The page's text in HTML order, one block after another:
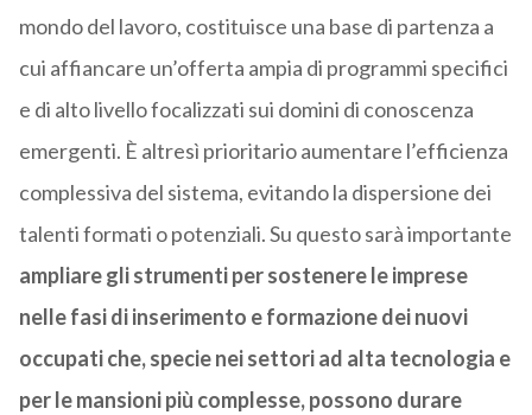
mondo del lavoro, costituisce una base di partenza a
cui affiancare un’offerta ampia di programmi specifici
e di alto livello focalizzati sui domini di conoscenza
emergenti. È altresì prioritario aumentare l’efficienza
complessiva del sistema, evitando la dispersione dei
talenti formati o potenziali. Su questo sarà importante
ampliare gli strumenti per sostenere le imprese
nelle fasi di inserimento e formazione dei nuovi
occupati che, specie nei settori ad alta tecnologia e
per le mansioni più complesse, possono durare